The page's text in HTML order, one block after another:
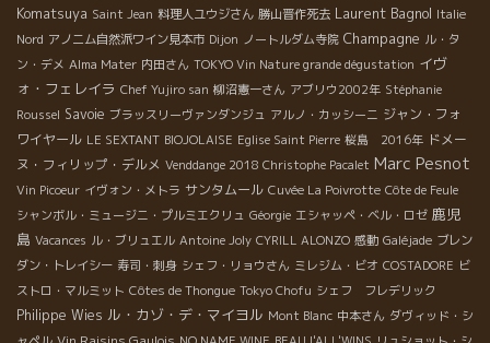
Komatsuya Saint Jean 料理人ユウジさん 勝山晋作死去 Laurent Bagnol Italie
Nord アノニム自然派ワイン見本市 Dijon ノートルダム寺院 Champagne ル・タ
ン・デメ Alma Mater 内田さん TOKYO Vin Nature grande dégustation イヴ
ォ・フェレイラ Chef Yujiro san 柳沼憲一さん アブリウ2002年 Stéphanie
Roussel Savoie ブラッスリーヴァンダンジュ アルノ・カッシーニ ジャン・フォ
ワイヤール LE SEXTANT BIOJOLAISE Eglise Saint Pierre 桜島 2016年 ドメー
ヌ・フィリップ・デルメ Venddange 2018 Christophe Pacalet Marc Pesnot
Vin Picoeur イヴォン・メトラ サンタムール Cuvée La Poivrotte Côte de Feule
シャンボル・ミュージニ・プルミエクリュ Géorgie エシャッペ・ベル・ロゼ 鹿児
島 Vacances ル・ブリュエル Antoine Joly CYRILL ALONZO 感動 Galéjade ブレン
ダン・トレイシー 寿司・刺身 シェフ・リョウさん ミレジム・ビオ COSTADORE ビ
ストロ・マルミット Côtes de Thongue Tokyo Chofu シェフ フレデリック
Philippe Wies ル・カゾ・デ・マイヨル Mont Blanc 中本さん ダヴィッド・シ